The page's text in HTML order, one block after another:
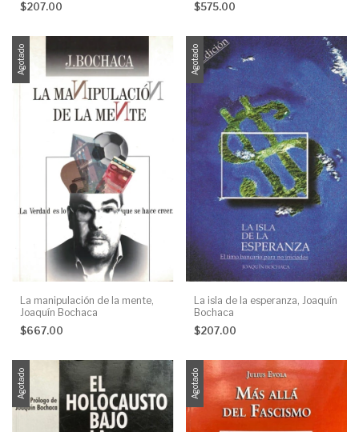
$207.00
$575.00
Agotado
La manipulación de la mente,
Joaquín Bochaca
$667.00
Agotado
La isla de la esperanza, Joaquín
Bochaca
$207.00
Agotado Agotado